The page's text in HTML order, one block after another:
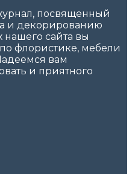
посвященный
и декорированию
сайта вы
флористике, мебели
вам
и приятного